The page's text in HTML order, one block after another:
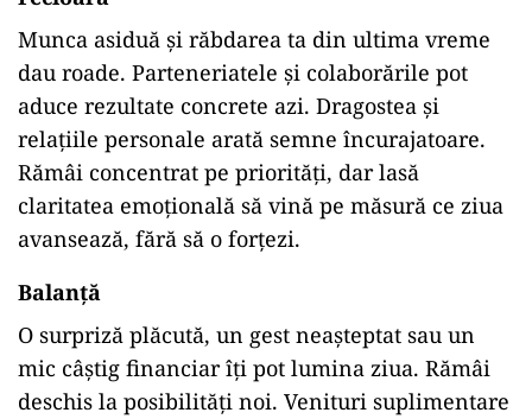
Munca asiduă și răbdarea ta din ultima vreme
dau roade. Parteneriatele și colaborările pot
aduce rezultate concrete azi. Dragostea și
relațiile personale arată semne încurajatoare.
Rămâi concentrat pe priorități, dar lasă
claritatea emoțională să vină pe măsură ce ziua
avansează, fără să o forțezi.
Balanță
O surpriză plăcută, un gest neașteptat sau un
mic câștig financiar îți pot lumina ziua. Rămâi
deschis la posibilități noi. Venituri suplimentare